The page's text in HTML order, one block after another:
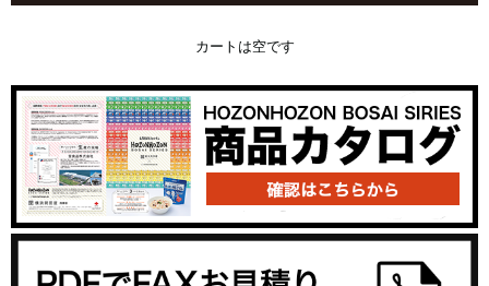
カートは空です